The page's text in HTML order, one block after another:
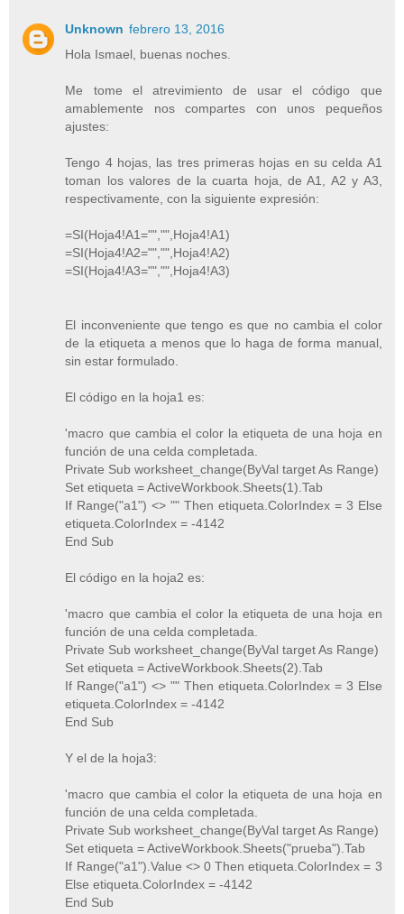
Unknown febrero 13, 2016
Hola Ismael, buenas noches.
Me tome el atrevimiento de usar el código que
amablemente nos compartes con unos pequeños
ajustes:
Tengo 4 hojas, las tres primeras hojas en su celda A1
toman los valores de la cuarta hoja, de A1, A2 y A3,
respectivamente, con la siguiente expresión:
=SI(Hoja4!A1="","",Hoja4!A1)
=SI(Hoja4!A2="","",Hoja4!A2)
=SI(Hoja4!A3="","",Hoja4!A3)
El inconveniente que tengo es que no cambia el color
de la etiqueta a menos que lo haga de forma manual,
sin estar formulado.
El código en la hoja1 es:
'macro que cambia el color la etiqueta de una hoja en
función de una celda completada.
Private Sub worksheet_change(ByVal target As Range)
Set etiqueta = ActiveWorkbook.Sheets(1).Tab
If Range("a1") <> "" Then etiqueta.ColorIndex = 3 Else
etiqueta.ColorIndex = -4142
End Sub
El código en la hoja2 es:
'macro que cambia el color la etiqueta de una hoja en
función de una celda completada.
Private Sub worksheet_change(ByVal target As Range)
Set etiqueta = ActiveWorkbook.Sheets(2).Tab
If Range("a1") <> "" Then etiqueta.ColorIndex = 3 Else
etiqueta.ColorIndex = -4142
End Sub
Y el de la hoja3:
'macro que cambia el color la etiqueta de una hoja en
función de una celda completada.
Private Sub worksheet_change(ByVal target As Range)
Set etiqueta = ActiveWorkbook.Sheets("prueba").Tab
If Range("a1").Value <> 0 Then etiqueta.ColorIndex = 3
Else etiqueta.ColorIndex = -4142
End Sub